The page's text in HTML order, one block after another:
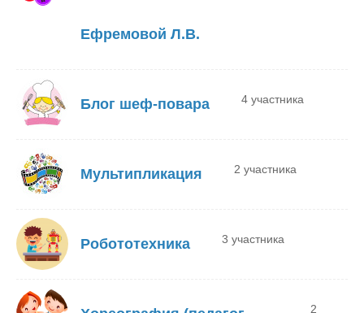
Ефремовой Л.В.
Блог шеф-повара 4 участника
Мультипликация 2 участника
Робототехника 3 участника
2